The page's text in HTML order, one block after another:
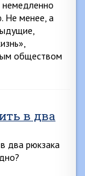
немедленно
Не менее, а
обществом
в два
два рюкзака